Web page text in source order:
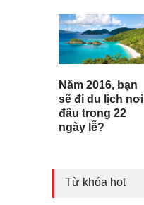
Năm 2016, bạn
sẽ đi du lịch nơi
đâu trong 22
ngày lễ?
Từ khóa hot